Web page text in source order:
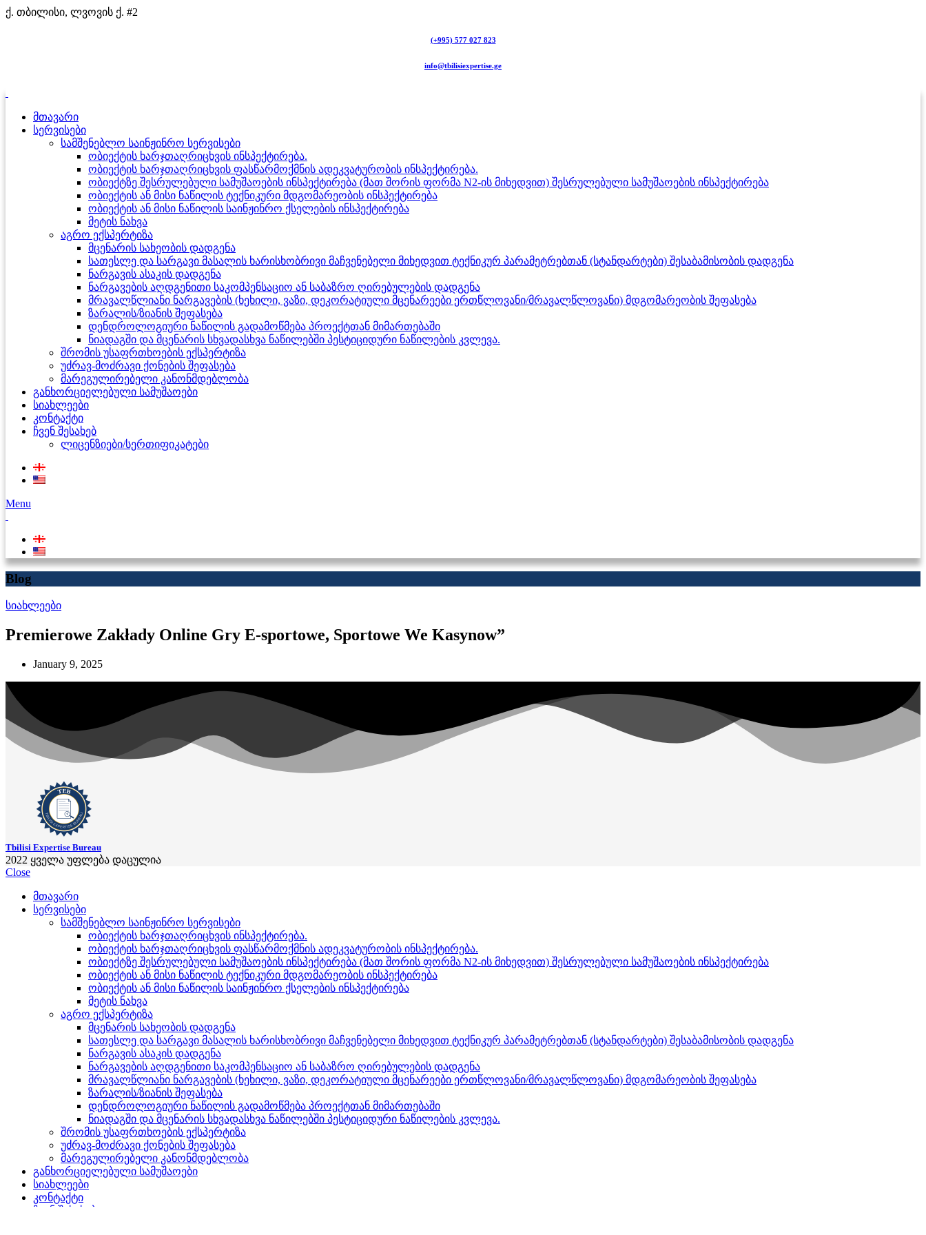
ქ. თბილისი, ლვოვის ქ. #2
(+995) 577 027 823
info@tbilisiexpertise.ge
მთავარი
სერვისები
სამშენებლო საინჟინრო სერვისები
ობიექტის ხარჯთაღრიცხვის ინსპექტირება.
ობიექტის ხარჯთაღრიცხვის ფასწარმოქმნის ადეკვატურობის ინსპექტირება.
ობიექტზე შესრულებული სამუშაოების ინსპექტირება (მათ შორის ფორმა N2-ის მიხედვით) შესრულებული სამუშაოების ინსპექტირება
ობიექტის ან მისი ნაწილის ტექნიკური მდგომარეობის ინსპექტირება
ობიექტის ან მისი ნაწილის საინჟინრო ქსელების ინსპექტირება
მეტის ნახვა
აგრო ექსპერტიზა
მცენარის სახეობის დადგენა
სათესლე და სარგავი მასალის ხარისხობრივი მაჩვენებელი მიხედვით ტექნიკურ პარამეტრებთან (სტანდარტები) შესაბამისობის დადგენა
ნარგავის ასაკის დადგენა
ნარგავების აღდგენითი საკომპენსაციო ან საბაზრო ღირებულების დადგენა
მრავალწლიანი ნარგავების (ხეხილი, ვაზი, დეკორატიული მცენარეები ერთწლოვანი/მრავალწლოვანი) მდგომარეობის შეფასება
ზარალის/ზიანის შეფასება
დენდროლოგიური ნაწილის გადამოწმება პროექტთან მიმართებაში
ნიადაგში და მცენარის სხვადასხვა ნაწილებში პესტიციდური ნაწილების კვლევა.
შრომის უსაფრთხოების ექსპერტიზა
უძრავ-მოძრავი ქონების შეფასება
მარეგულირებელი კანონმდებლობა
განხორციელებული სამუშაოები
სიახლეები
კონტაქტი
ჩვენ შესახებ
ლიცენზიები/სერთიფიკატები
Menu
Blog
სიახლეები
Premierowe Zakłady Online Gry E-sportowe, Sportowe We Kasynow”
January 9, 2025
Tbilisi Expertise Bureau
2022 ყველა უფლება დაცულია
Close
მთავარი
სერვისები
სამშენებლო საინჟინრო სერვისები
ობიექტის ხარჯთაღრიცხვის ინსპექტირება.
ობიექტის ხარჯთაღრიცხვის ფასწარმოქმნის ადეკვატურობის ინსპექტირება.
ობიექტზე შესრულებული სამუშაოების ინსპექტირება (მათ შორის ფორმა N2-ის მიხედვით) შესრულებული სამუშაოების ინსპექტირება
ობიექტის ან მისი ნაწილის ტექნიკური მდგომარეობის ინსპექტირება
ობიექტის ან მისი ნაწილის საინჟინრო ქსელების ინსპექტირება
მეტის ნახვა
აგრო ექსპერტიზა
მცენარის სახეობის დადგენა
სათესლე და სარგავი მასალის ხარისხობრივი მაჩვენებელი მიხედვით ტექნიკურ პარამეტრებთან (სტანდარტები) შესაბამისობის დადგენა
ნარგავის ასაკის დადგენა
ნარგავების აღდგენითი საკომპენსაციო ან საბაზრო ღირებულების დადგენა
მრავალწლიანი ნარგავების (ხეხილი, ვაზი, დეკორატიული მცენარეები ერთწლოვანი/მრავალწლოვანი) მდგომარეობის შეფასება
ზარალის/ზიანის შეფასება
დენდროლოგიური ნაწილის გადამოწმება პროექტთან მიმართებაში
ნიადაგში და მცენარის სხვადასხვა ნაწილებში პესტიციდური ნაწილების კვლევა.
შრომის უსაფრთხოების ექსპერტიზა
უძრავ-მოძრავი ქონების შეფასება
მარეგულირებელი კანონმდებლობა
განხორციელებული სამუშაოები
სიახლეები
კონტაქტი
ჩვენ შესახებ